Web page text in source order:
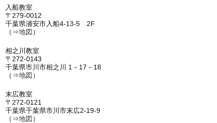
入船教室
〒279-0012
千葉県浦安市入船4-13-5 2F
（⇒地図 ）
相之川教室
〒272-0143
千葉県市川市相之川 1－17－18
（⇒地図 ）
末広教室
〒272-0121
千葉県千葉県市川市末広2-19-9
（⇒地図 ）